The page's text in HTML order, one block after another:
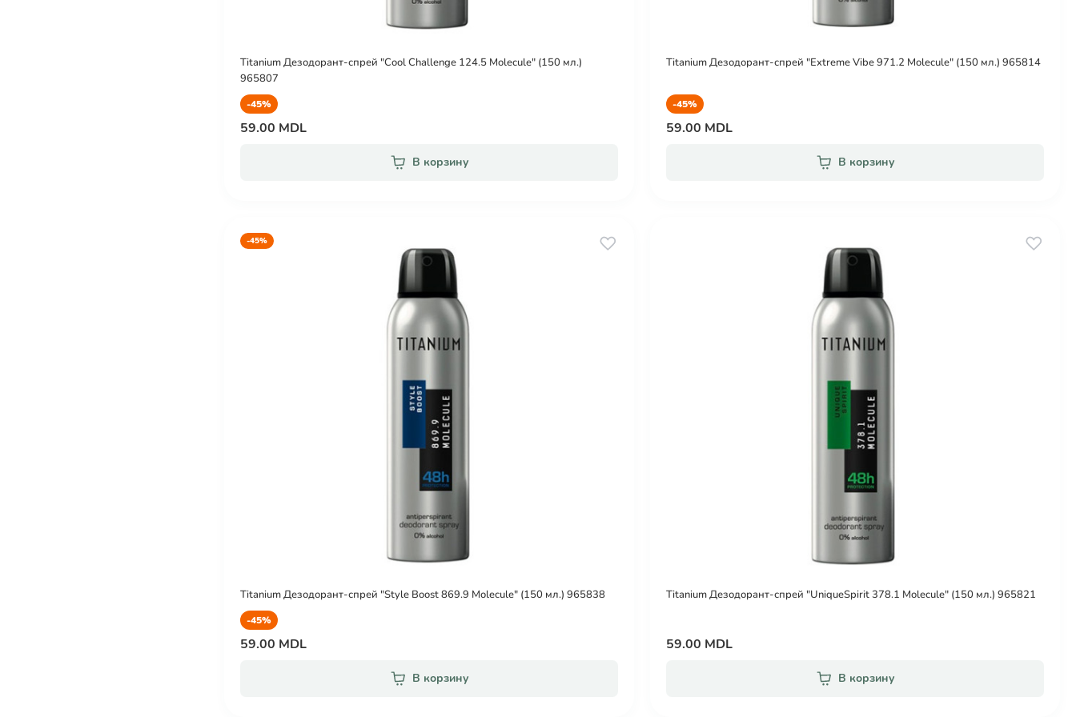
Titanium Дезодорант-спрей "Cool Challenge 124.5 Molecule" (150 мл.)
965807
-45%
59.00 MDL
В корзину
Titanium Дезодорант-спрей "Extreme Vibe 971.2 Molecule" (150 мл.) 965814
-45%
59.00 MDL
В корзину
-45%
Titanium Дезодорант-спрей "Style Boost 869.9 Molecule" (150 мл.) 965838
-45%
59.00 MDL
В корзину
Titanium Дезодорант-спрей "UniqueSpirit 378.1 Molecule" (150 мл.) 965821
59.00 MDL
В корзину